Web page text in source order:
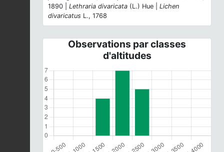
1890 | Lethraria divaricata (L.) Hue | Lichen
divaricatus L., 1768
Observations par classes
d'altitudes